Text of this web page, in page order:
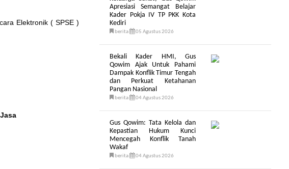
Elektronik ( SPSE )
Apresiasi Semangat Belajar
Kader Pokja IV TP PKK Kota
Kediri
berita 05 Agustus 2026
Bekali Kader HMI, Gus
Qowim Ajak Untuk Pahami
Dampak Konflik Timur Tengah
dan Perkuat Ketahanan
Pangan Nasional
berita 04 Agustus 2026
Gus Qowim: Tata Kelola dan
Kepastian Hukum Kunci
Mencegah Konflik Tanah
Wakaf
berita 04 Agustus 2026